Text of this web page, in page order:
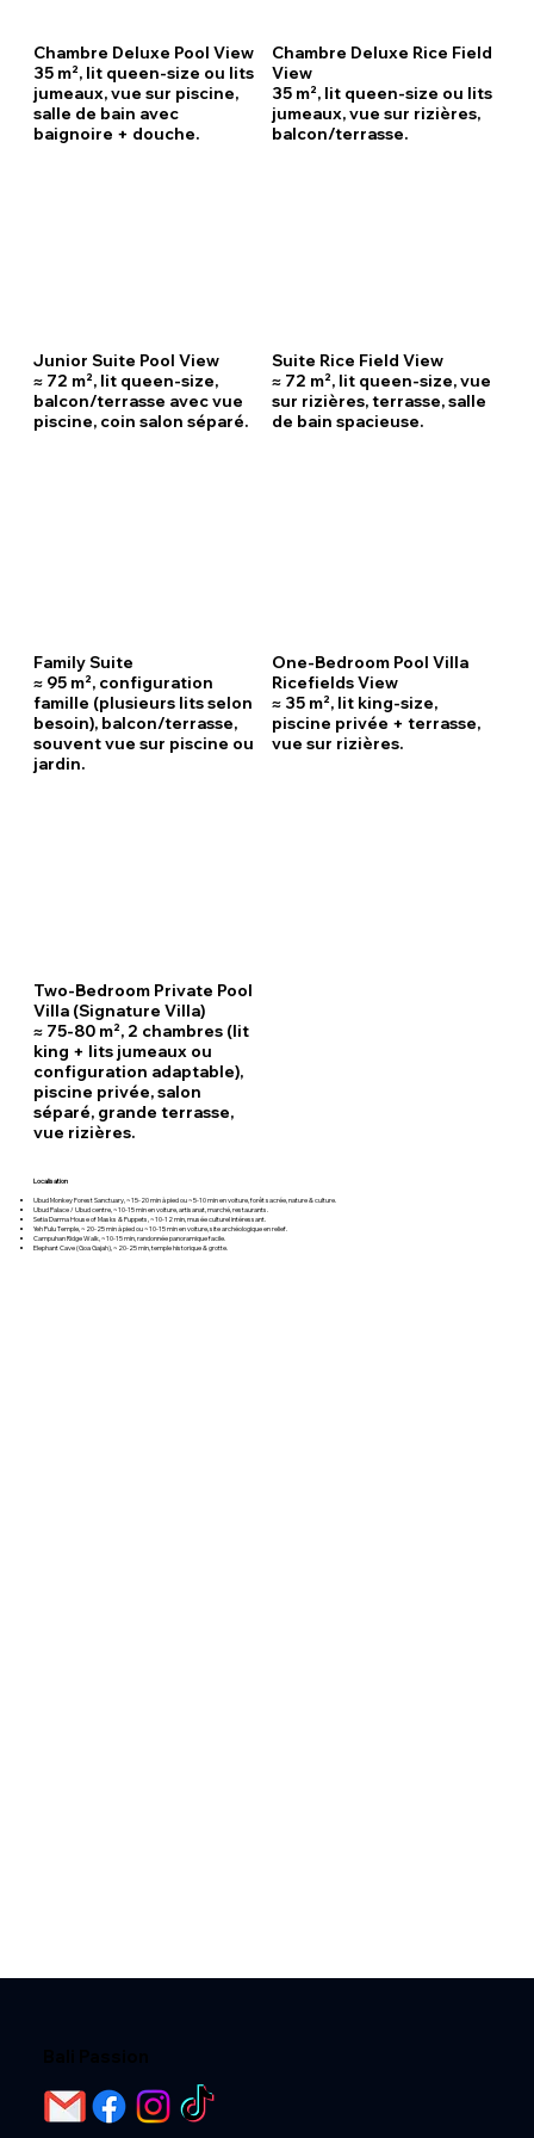
Chambre Deluxe Pool View
35 m², lit queen-size ou lits
jumeaux, vue sur piscine,
salle de bain avec
baignoire + douche.
Chambre Deluxe Rice Field
View
35 m², lit queen-size ou lits
jumeaux, vue sur rizières,
balcon/terrasse.
Junior Suite Pool View
≈ 72 m², lit queen-size,
balcon/terrasse avec vue
piscine, coin salon séparé.
Suite Rice Field View
≈ 72 m², lit queen-size, vue
sur rizières, terrasse, salle
de bain spacieuse.
Family Suite
≈ 95 m², configuration
famille (plusieurs lits selon
besoin), balcon/terrasse,
souvent vue sur piscine ou
jardin.
One-Bedroom Pool Villa
Ricefields View
≈ 35 m², lit king-size,
piscine privée + terrasse,
vue sur rizières.
Two-Bedroom Private Pool
Villa (Signature Villa)
≈ 75-80 m², 2 chambres (lit
king + lits jumeaux ou
configuration adaptable),
piscine privée, salon
séparé, grande terrasse,
vue rizières.
Localisation
Ubud Monkey Forest Sanctuary, ~15-20 min à pied ou ~5-10 min en voiture, forêt sacrée, nature & culture.
Ubud Palace / Ubud centre, ~10-15 min en voiture, artisanat, marché, restaurants.
Setia Darma House of Masks & Puppets, ~10-12 min, musée culturel intéressant.
Yeh Pulu Temple, ~20-25 min à pied ou ~10-15 min en voiture, site archéologique en relief.
Campuhan Ridge Walk, ~10-15 min, randonnée panoramique facile.
Elephant Cave (Goa Gajah), ~20-25 min, temple historique & grotte.